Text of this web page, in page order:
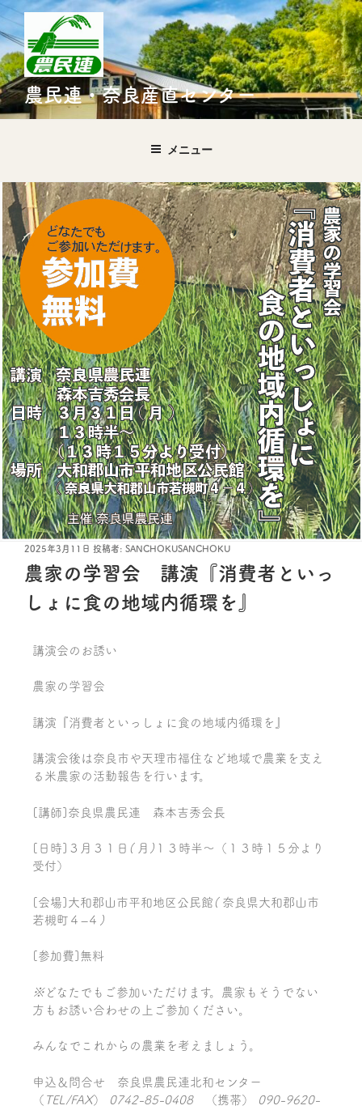
農民連・奈良産直センター
メニュー
2025年3月11日 投稿者: SANCHOKUSANCHOKU
農家の学習会 講演『消費者といっ
しょに食の地域内循環を』
講演会のお誘い
農家の学習会
講演『消費者といっしょに食の地域内循環を』
講演会後は奈良市や天理市福住など地域で農業を支え
る米農家の活動報告を行います。
[講師]奈良県農民連 森本吉秀会長
[日時]３月３１日 ( 月 ) １３時半～（１３時１５分より
受付）
[会場]大和郡山市平和地区公民館 ( 奈良県大和郡山市
若槻町４ –４ )
[参加費]無料
※どなたでもご参加いただけます。農家もそうでない
方もお誘い合わせの上ご参加ください。
みんなでこれからの農業を考えましょう。
申込＆問合せ 奈良県農民連北和センター
（ TEL/FAX） 0742-85-0408（携帯）
090-9620-